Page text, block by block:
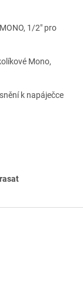
1/2" pro
Mono,
k napáječce